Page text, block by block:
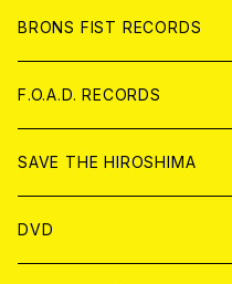
アパレル
ANALOG
BRONS FIST RECORDS
CD
ANALOG
F.O.A.D. RECORDS
CD
ANALOG
SAVE THE HIROSHIMA
アパレル
DVD